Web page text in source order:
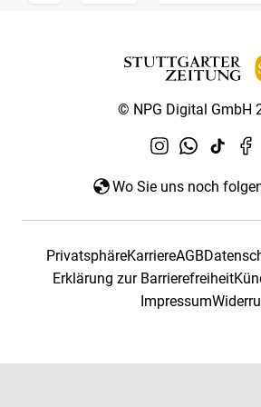
© NPG Digital GmbH
Wo Sie uns noch
PrivatsphäreKarriereAGB
Erklärung zur Barrierefreiheit
Impressum